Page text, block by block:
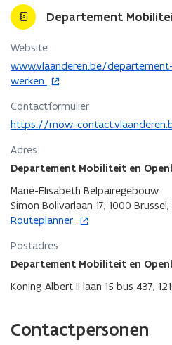
Departement
Website
www.vlaanderen.be/
werken
o
p
n
t
n
n
e
u
w
v
e
s
r
Contactformulier
https://mow-
o
e
n
i
n
n
i
u
w
n
Adres
Departement Mobiliteit en
Marie-Elisabeth Belpairegebouw
Simon Bolivarlaan 17, 1000 Brussel,
Routeplanner
o
e
n
i
n
Postadres
Departement Mobiliteit en
Koning Albert II laan 15 bus 437,
Contactpersonen